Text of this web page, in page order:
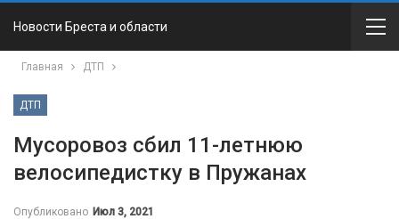
Новости Бреста и области
Главная ДТП
ДТП
Мусоровоз сбил 11-летнюю
велосипедистку в Пружанах
Опубликовано Июл 3, 2021